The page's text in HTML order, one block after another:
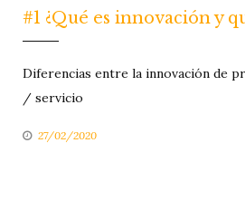
#1 ¿Qué es innovación y
Diferencias entre la innovación de
/ servicio
27/02/2020